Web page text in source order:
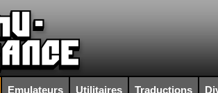
Emulateurs Utilitaires Traductions